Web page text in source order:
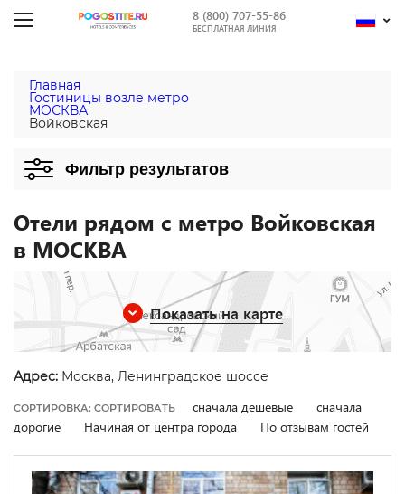
8 (800) 707-55-86
БЕСПЛАТНАЯ ЛИНИЯ
Главная
Гостиницы возле метро
МОСКВА
Войковская
Фильтр результатов
Отели рядом с метро Войковская
в МОСКВА
Показать на карте
Адрес: Москва, Ленинградское шоссе
СОРТИРОВКА: СОРТИРОВАТЬ сначала дешевые
сначала
дорогие
Начиная от центра города По отзывам гостей